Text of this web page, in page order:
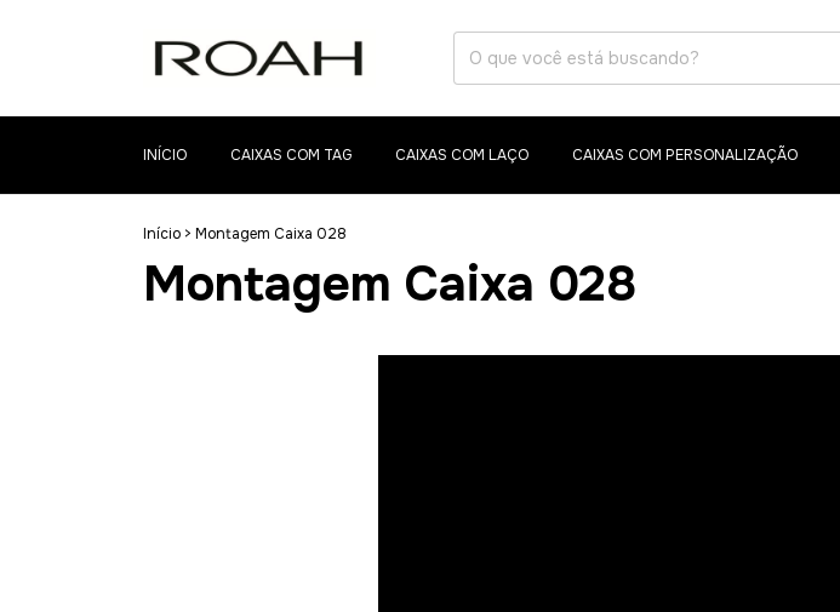
INÍCIO CAIXAS COM TAG CAIXAS COM LAÇO CAIXAS COM PERSONALIZAÇÃO
Início > Montagem Caixa 028
Montagem Caixa 028